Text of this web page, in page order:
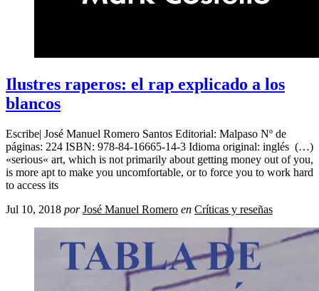
Ilustres raperos: el rap explicado a los
blancos
Escribe| José Manuel Romero Santos Editorial: Malpaso Nº de
páginas: 224 ISBN: 978-84-16665-14-3 Idioma original: inglés (…)
«serious« art, which is not primarily about getting money out of you,
is more apt to make you uncomfortable, or to force you to work hard
to access its
Jul 10, 2018 por José Manuel Romero en Críticas y reseñas